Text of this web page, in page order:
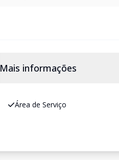
Mais informações
Área de Serviço